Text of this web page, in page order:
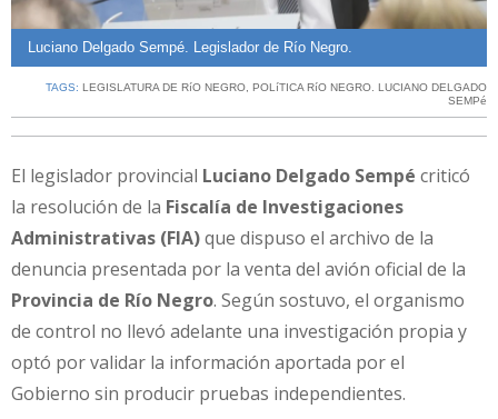
Luciano Delgado Sempé. Legislador de Río Negro.
TAGS: LEGISLATURA DE RíO NEGRO, POLíTICA RíO NEGRO. LUCIANO DELGADO
SEMPé
El legislador provincial Luciano Delgado Sempé criticó
la resolución de la Fiscalía de Investigaciones
Administrativas (FIA)que dispuso el archivo de la
denuncia presentada por la venta del avión oficial de la
Provincia de Río Negro. Según sostuvo, el organismo
de control no llevó adelante una investigación propia y
optó por validar la información aportada por el
Gobierno sin producir pruebas independientes.